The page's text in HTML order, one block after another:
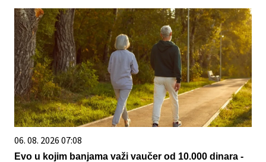
06. 08. 2026 07:08
Evo u kojim banjama važi vaučer od 10.000 dinara -